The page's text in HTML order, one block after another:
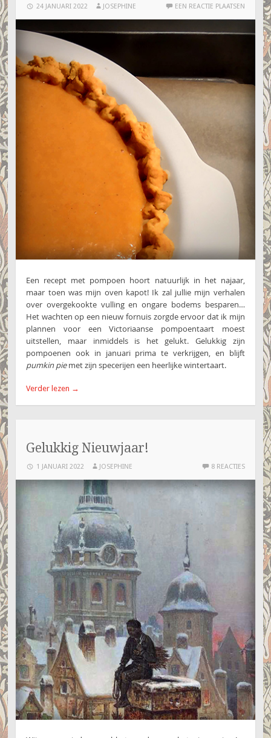
24 JANUARI 2022 JOSEPHINE EEN REACTIE PLAATSEN
Een recept met pompoen hoort natuurlijk in het najaar,
maar toen was mijn oven kapot! Ik zal jullie mijn verhalen
over overgekookte vulling en ongare bodems besparen…
Het wachten op een nieuw fornuis zorgde ervoor dat ik mijn
plannen voor een Victoriaanse pompoentaart moest
uitstellen, maar inmiddels is het gelukt. Gelukkig zijn
pompoenen ook in januari prima te verkrijgen, en blijft
pumkin piemet zijn specerijen een heerlijke wintertaart.
Verder lezen →
Gelukkig Nieuwjaar!
1 JANUARI 2022 JOSEPHINE 8 REACTIES